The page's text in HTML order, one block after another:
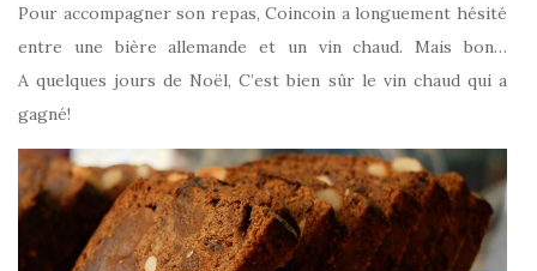
Pour accompagner son repas, Coincoin a longuement hésité
entre une bière allemande et un vin chaud. Mais bon…
A quelques jours de Noël, C’est bien sûr le vin chaud qui a
gagné!